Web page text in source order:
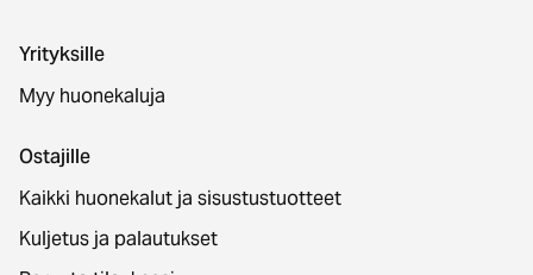
Yrityksille
Myy huonekaluja
Ostajille
Kaikki huonekalut ja sisustustuotteet
Kuljetus ja palautukset